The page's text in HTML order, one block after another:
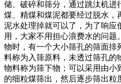
储、破碎和筛分，通过跳汰机进
煤、精煤和煤泥都要经过脱水，
泥水处理掉就可以了，为了响应
用，大家不用担心浪费水的问
物时，有一个大小筛孔的筛面排
料称为入筛原料，未透过筛孔的
物料称为筛下物；可以采用由小
的细粒煤筛出，然后逐步筛出粒